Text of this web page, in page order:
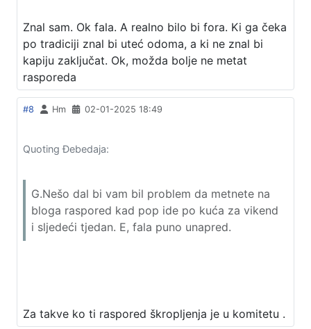
Znal sam. Ok fala. A realno bilo bi fora. Ki ga čeka
po tradiciji znal bi uteć odoma, a ki ne znal bi
kapiju zaključat. Ok, možda bolje ne metat
rasporeda
#8 Hm 02-01-2025 18:49
Quoting Đebedaja:
G.Nešo dal bi vam bil problem da metnete na
bloga raspored kad pop ide po kuća za vikend
i sljedeći tjedan. E, fala puno unapred.
Za takve ko ti raspored škropljenja je u komitetu .